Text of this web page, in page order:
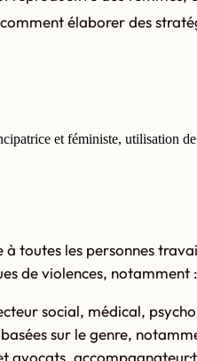
élaborer des
et féministe, utilisation
à toutes les personnes
de violences, notamment :
social, médical,
sur le genre,
avocats,